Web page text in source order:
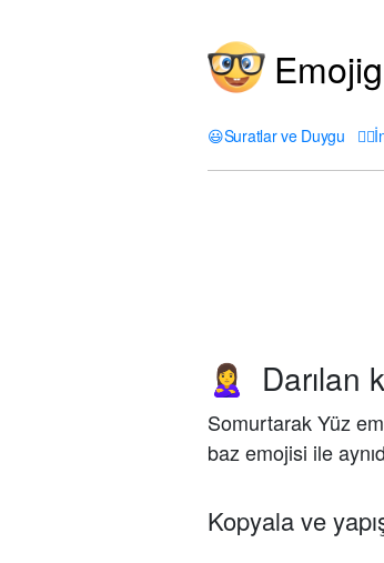
😃Suratlar ve Duygu 🤦‍♀️
🙎‍♀️ Darılan
Somurtarak Yüz
baz emojisi ile
Kopyala ve